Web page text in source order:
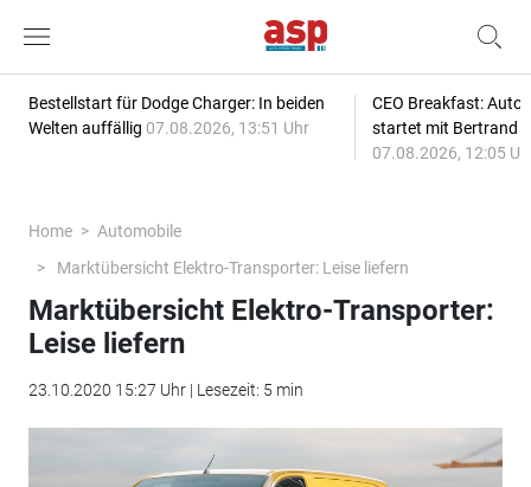
Bestellstart für Dodge Charger: In beiden
Welten auffällig 07.08.2026, 13:51 Uhr
CEO Breakfast:
startet mit Bertrand
07.08.2026, 12:05
Home
Automobile
Marktübersicht Elektro-Transporter: Leise liefern
Marktübersicht Elektro-Transporter:
Leise liefern
23.10.2020 15:27 Uhr | Lesezeit: 5 min